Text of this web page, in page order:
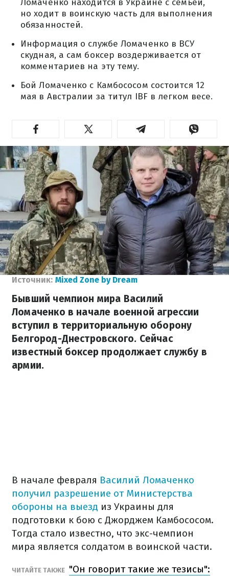
Ломаченко находится в Украине с семьей,
но ходит в воинскую часть для выполнения
обязанностей.
Информация о службе Ломаченко в ВСУ
скудная, а сам боксер воздерживается от
комментариев на эту тему.
Бой Ломаченко с Камбососом состоится 12
мая в Австралии за титул IBF в легком весе.
Источник: Mixed Zone by Dream
Бывший чемпион мира Василий
Ломаченко в начале военной агрессии
вступил в территориальную оборону
Белгород-Днестровского. Сейчас
известный боксер продолжает службу в
армии.
В начале февраля Василий Ломаченко
получил разрешение от Министерства
обороны на выезд из Украины для
подготовки к бою с Джорджем Камбососом.
Тогда стало известно, что экс-чемпион
мира является солдатом в воинской части.
ЧИТАЙТЕ ТАКЖЕ "Он говорит такие же тезисы":